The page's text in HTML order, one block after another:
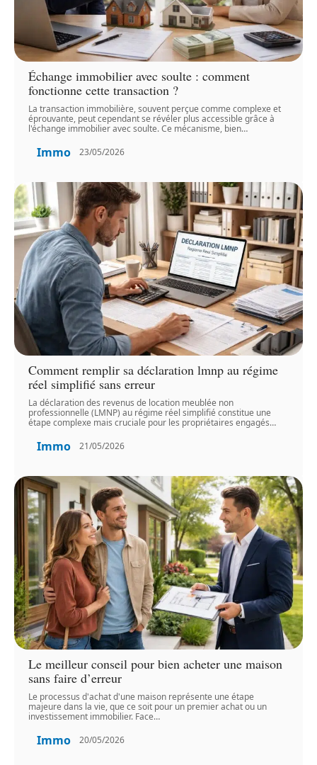
Échange immobilier avec soulte : comment
fonctionne cette transaction ?
La transaction immobilière, souvent perçue comme complexe et
éprouvante, peut cependant se révéler plus accessible grâce à
l'échange immobilier avec soulte. Ce mécanisme, bien…
Immo 23/05/2026
Comment remplir sa déclaration lmnp au régime
réel simplifié sans erreur
La déclaration des revenus de location meublée non
professionnelle (LMNP) au régime réel simplifié constitue une
étape complexe mais cruciale pour les propriétaires engagés…
Immo 21/05/2026
Le meilleur conseil pour bien acheter une maison
sans faire d’erreur
Le processus d'achat d'une maison représente une étape
majeure dans la vie, que ce soit pour un premier achat ou un
investissement immobilier. Face…
Immo 20/05/2026